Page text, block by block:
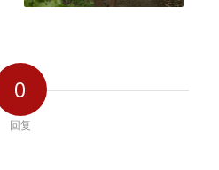
0
回复